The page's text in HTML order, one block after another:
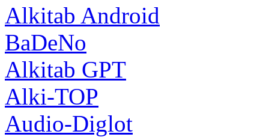
Alkitab Android
BaDeNo
Alkitab GPT
Alki-TOP
Audio-Diglot